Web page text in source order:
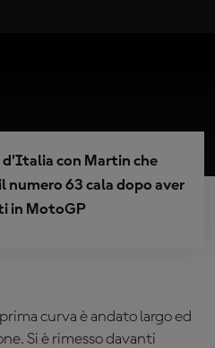
con Martin che
numero 63 cala dopo aver
in MotoGP
curva è andato largo ed
Si è rimesso davanti